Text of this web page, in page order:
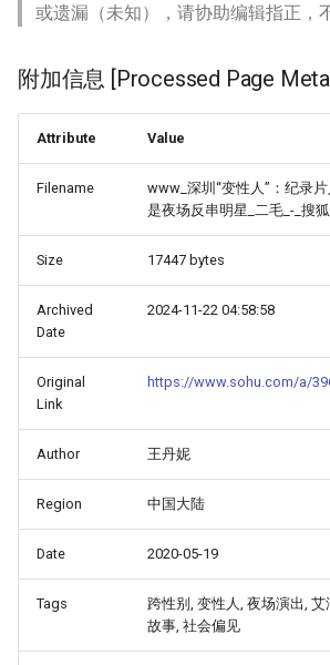
或遗漏（未知），请协助编辑指正，
附加信息 [Processed Page
Attribute Value
Filename
www_深圳“变性人”：纪录
是夜场反串明星_二毛_-_搜
Size 17447 bytes
Archived
Date
2024-11-22 04:58:58
Original
Link
https://www.sohu.com/a/
Author 王丹妮
Region 中国大陆
Date 2020-05-19
Tags
跨性别, 变性人, 夜场演出,
故事, 社会偏见